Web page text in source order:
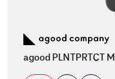
agood PLNTPRTCT